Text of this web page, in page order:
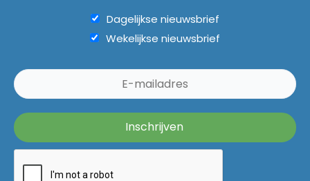
Dagelijkse nieuwsbrief
Wekelijkse nieuwsbrief